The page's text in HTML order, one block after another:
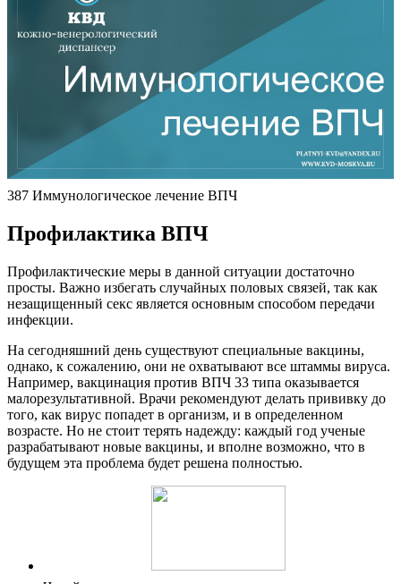
387 Иммунологическое лечение ВПЧ
Профилактика ВПЧ
Профилактические меры в данной ситуации достаточно
просты. Важно избегать случайных половых связей, так как
незащищенный секс является основным способом передачи
инфекции.
На сегодняшний день существуют специальные вакцины,
однако, к сожалению, они не охватывают все штаммы вируса.
Например, вакцинация против ВПЧ 33 типа оказывается
малорезультативной. Врачи рекомендуют делать прививку до
того, как вирус попадет в организм, и в определенном
возрасте. Но не стоит терять надежду: каждый год ученые
разрабатывают новые вакцины, и вполне возможно, что в
будущем эта проблема будет решена полностью.